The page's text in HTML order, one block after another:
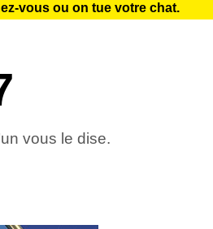
vous ou on tue votre chat.
vous le dise.